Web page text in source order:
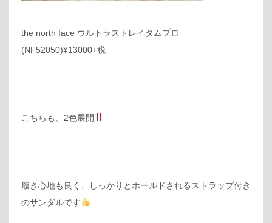
the north face ウルトラストレイタムプロ
(NF52050)¥13000+税
こちらも、2色展開
履き心地も良く、しっかりとホールドされるストラップ付き
のサンダルです